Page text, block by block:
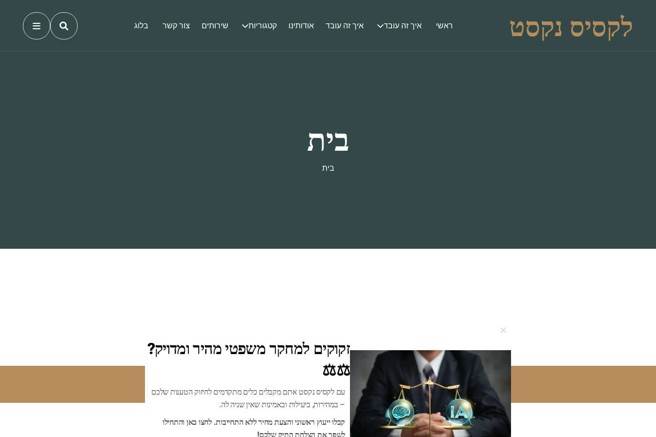
לקסיס נקסט ראשי איך זה עובד איך זה עובד אודותינו קטגוריות שירותים צור קשר בלוג
בית
בית
. All Rights Reserved.
this
module
זקוקים למחקר משפטי מהיר ומדויק?
⚖️⚖️
עם לקסיס נקסט אתם מקבלים כלים מתקדמים לחיזוק הטענות שלכם
– במהירות, ביעילות ובאמינות שאין שניה לה.
קבלו ייעוץ ראשוני והצעת מחיר ללא התחייבות. לחצו כאן והתחילו
לשפר את הצלחת התיק שלכם!